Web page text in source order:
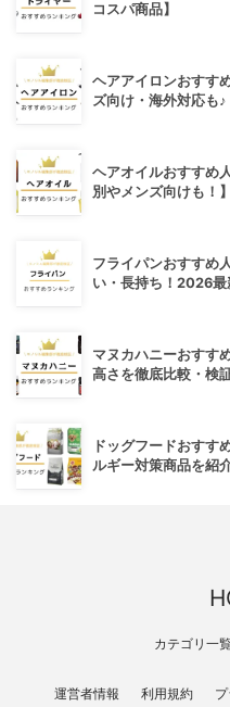
コスパ商品】
ヘアアイロンおすす
ズ向け・海外対応も♪
ヘアオイルおすすめ
別やメンズ向けも！】
フライパンおすすめ
い・長持ち！2026最
マヌカハニーおすす
高さを徹底比較・検
ドッグフードおすす
ルギー対策商品を紹
カテゴリ一
運営者情報 利用規約